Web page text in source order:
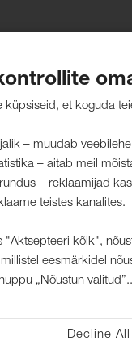
küpsiseid, et koguda
– muudab
– aitab meil
– reklaamijad
teistes kanalites.
"Aktsepteeri kõik",
eesmärkidel
„Nõustun valitud”..
Decline All